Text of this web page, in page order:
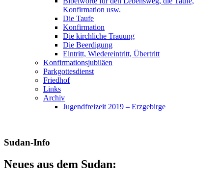
Konfirmation usw.
Die Taufe
Konfirmation
Die kirchliche Trauung
Die Beerdigung
Eintritt, Wiedereintritt, Übertritt
Konfirmationsjubiläen
Parkgottesdienst
Friedhof
Links
Archiv
Jugendfreizeit 2019 – Erzgebirge
Sudan-Info
Neues aus dem Sudan: